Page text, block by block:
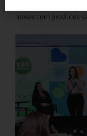
meses com produtos